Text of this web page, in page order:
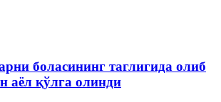
боласининг таглигида олиб
аёл қўлга олинди